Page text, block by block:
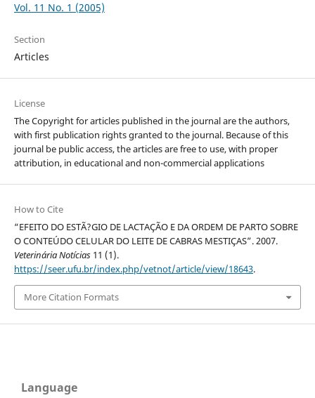
Vol. 11 No. 1 (2005)
Section
Articles
License
The Copyright for articles published in the journal are the authors,
with first publication rights granted to the journal. Because of this
journal be public access, the articles are free to use, with proper
attribution, in educational and non-commercial applications
How to Cite
“EFEITO DO ESTÃ?GIO DE LACTAÇÃO E DA ORDEM DE PARTO SOBRE
O CONTEÚDO CELULAR DO LEITE DE CABRAS MESTIÇAS”. 2007.
Veterinária Notícias11 (1).
https://seer.ufu.br/index.php/vetnot/article/view/18643.
More Citation Formats
Language